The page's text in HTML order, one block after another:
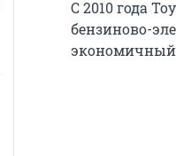
С 2010 года
бензиново-
экономичный